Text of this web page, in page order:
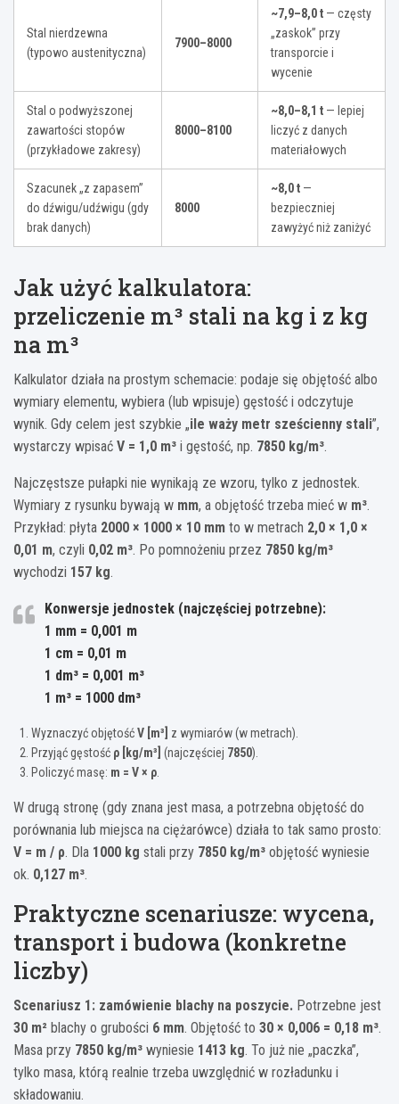
Stal nierdzewna
(typowo austenityczna)
7900–8000
~7,9–8,0 t — częsty
„zaskok” przy
transporcie i
wycenie
Stal o podwyższonej
zawartości stopów
(przykładowe zakresy)
8000–8100
~8,0–8,1 t — lepiej
liczyć z danych
materiałowych
Szacunek „z zapasem”
do dźwigu/udźwigu (gdy
brak danych)
8000
~8,0 t —
bezpieczniej
zawyżyć niż zaniżyć
Jak użyć kalkulatora:
przeliczenie m³ stali na kg i z kg
na m³
Kalkulator działa na prostym schemacie: podaje się objętość albo
wymiary elementu, wybiera (lub wpisuje) gęstość i odczytuje
wynik. Gdy celem jest szybkie „ile waży metr sześcienny stali”,
wystarczy wpisać V = 1,0 m³ i gęstość, np. 7850 kg/m³.
Najczęstsze pułapki nie wynikają ze wzoru, tylko z jednostek.
Wymiary z rysunku bywają w mm, a objętość trzeba mieć w m³.
Przykład: płyta 2000 × 1000 × 10 mm to w metrach 2,0 × 1,0 ×
0,01 m, czyli 0,02 m³. Po pomnożeniu przez 7850 kg/m³
wychodzi 157 kg.
Konwersje jednostek (najczęściej potrzebne):
1 mm = 0,001 m
1 cm = 0,01 m
1 dm³ = 0,001 m³
1 m³ = 1000 dm³
Wyznaczyć objętośćV [m³] z wymiarów (w metrach).
Przyjąć gęstość ρ [kg/m³] (najczęściej 7850).
Policzyć masę: m = V × ρ
W drugą stronę (gdy znana jest masa, a potrzebna objętość do
porównania lub miejsca na ciężarówce) działa to tak samo prosto:
V = m / ρ. Dla 1000 kg stali przy 7850 kg/m³ objętość wyniesie
ok. 0,127 m³.
Praktyczne scenariusze: wycena,
transport i budowa (konkretne
liczby)
Scenariusz 1: zamówienie blachy na poszycie. Potrzebne jest
30 m² blachy o grubości 6 mm. Objętość to 30 × 0,006 = 0,18 m³.
Masa przy 7850 kg/m³ wyniesie 1413 kg. To już nie „paczka”,
tylko masa, którą realnie trzeba uwzględnić w rozładunku i
składowaniu.